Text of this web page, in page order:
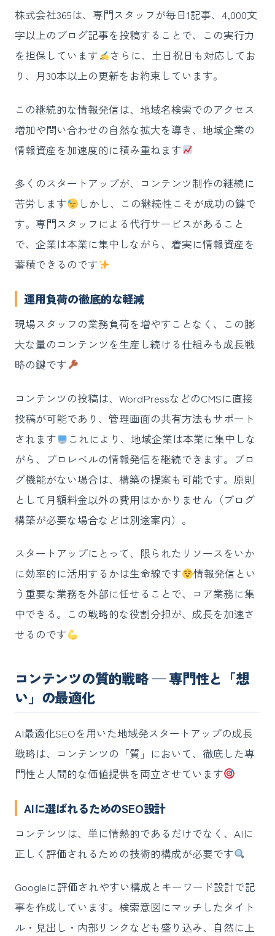
株式会社365は、専門スタッフが毎日1記事、4,000文
字以上のブログ記事を投稿することで、この実行力
を担保しています
さらに、土日祝日も対応してお
り、月30本以上の更新をお約束しています。
この継続的な情報発信は、地域名検索でのアクセス
増加や問い合わせの自然な拡大を導き、地域企業の
情報資産を加速度的に積み重ねます
多くのスタートアップが、コンテンツ制作の継続に
苦労します
しかし、この継続性こそが成功の鍵で
す。専門スタッフによる代行サービスがあること
で、企業は本業に集中しながら、着実に情報資産を
蓄積できるのです
運用負荷の徹底的な軽減
現場スタッフの業務負荷を増やすことなく、この膨
大な量のコンテンツを生産し続ける仕組みも成長戦
略の鍵です
コンテンツの投稿は、WordPressなどのCMSに直接
投稿が可能であり、管理画面の共有方法もサポート
されます
これにより、地域企業は本業に集中しな
がら、プロレベルの情報発信を継続できます。ブロ
グ機能がない場合は、構築の提案も可能です。原則
として月額料金以外の費用はかかりません（ブログ
構築が必要な場合などは別途案内）。
スタートアップにとって、限られたリソースをいか
に効率的に活用するかは生命線です
情報発信とい
う重要な業務を外部に任せることで、コア業務に集
中できる。この戦略的な役割分担が、成長を加速さ
せるのです
コンテンツの質的戦略 — 専門性と「想
い」の最適化
AI最適化SEOを用いた地域発スタートアップの成長
戦略は、コンテンツの「質」において、徹底した専
門性と人間的な価値提供を両立させています
AIに選ばれるためのSEO設計
コンテンツは、単に情熱的であるだけでなく、AIに
正しく評価されるための技術的構成が必要です
Googleに評価されやすい構成とキーワード設計で記
事を作成しています。検索意図にマッチしたタイト
ル・見出し・内部リンクなども盛り込み、自然に上